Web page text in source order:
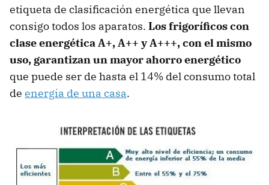
etiqueta de clasificación energética que llevan
consigo todos los aparatos. Los frigoríficos con
clase energética A+, A++ y A+++, con el mismo
uso, garantizan un mayor ahorro energético
que puede ser de hasta el 14% del consumo total
de energía de una casa.